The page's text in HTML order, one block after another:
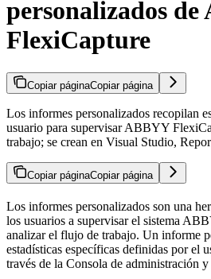
personalizados de
FlexiCapture
Copiar páginaCopiar página
Los informes personalizados recopilan
usuario para supervisar ABBYY
trabajo; se crean en Visual Studio,
Copiar páginaCopiar página
Los informes personalizados son una
los usuarios a supervisar el sistema
analizar el flujo de trabajo. Un informe
estadísticas específicas definidas por el
través de la Consola de administración